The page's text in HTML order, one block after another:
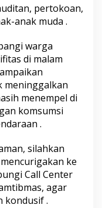
pertokoan,
anak muda .
warga
di malam
meninggalkan
menempel di
komsumsi
.
silahkan
ke
Call Center
agar
kondusif .